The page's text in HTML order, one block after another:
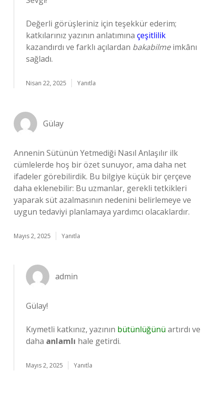
Değerli görüşleriniz için teşekkür ederim;
katkılarınız yazının anlatımına çeşitlilik
kazandırdı ve farklı açılardan bakabilmeimkânı
sağladı.
Nisan 22, 2025 Yanıtla
Gülay
Annenin Sütünün Yetmediği Nasıl Anlaşılır ilk
cümlelerde hoş bir özet sunuyor, ama daha net
ifadeler görebilirdik. Bu bilgiye küçük bir çerçeve
daha eklenebilir: Bu uzmanlar, gerekli tetkikleri
yaparak süt azalmasının nedenini belirlemeye ve
uygun tedaviyi planlamaya yardımcı olacaklardır.
Mayıs 2, 2025 Yanıtla
admin
Gülay!
Kıymetli katkınız, yazının bütünlüğünü artırdı ve
daha anlamlı hale getirdi.
Mayıs 2, 2025 Yanıtla